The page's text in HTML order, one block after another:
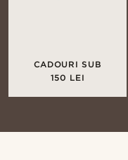
CADOURI SUB
150 LEI